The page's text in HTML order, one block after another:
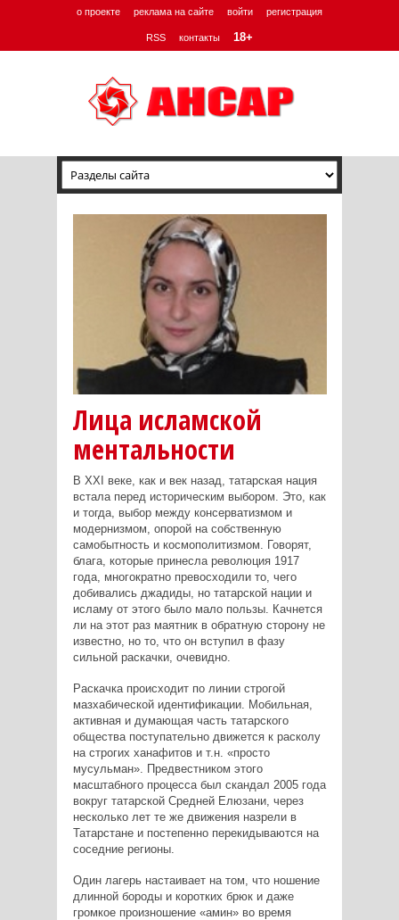
о проекте реклама на сайте войти регистрация
RSS контакты 18+
Лица исламской
ментальности
В XXI веке, как и век назад, татарская нация
встала перед историческим выбором. Это, как
и тогда, выбор между консерватизмом и
модернизмом, опорой на собственную
самобытность и космополитизмом. Говорят,
блага, которые принесла революция 1917
года, многократно превосходили то, чего
добивались джадиды, но татарской нации и
исламу от этого было мало пользы. Качнется
ли на этот раз маятник в обратную сторону не
известно, но то, что он вступил в фазу
сильной раскачки, очевидно.
Раскачка происходит по линии строгой
мазхабической идентификации. Мобильная,
активная и думающая часть татарского
общества поступательно движется к расколу
на строгих ханафитов и т.н. «просто
мусульман». Предвестником этого
масштабного процесса был скандал 2005 года
вокруг татарской Средней Елюзани, через
несколько лет те же движения назрели в
Татарстане и постепенно перекидываются на
соседние регионы.
Один лагерь настаивает на том, что ношение
длинной бороды и коротких брюк и даже
громкое произношение «амин» во время